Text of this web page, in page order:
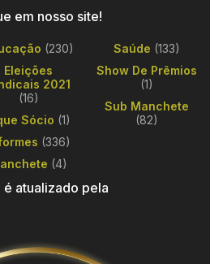
em nosso site!
(230)
Eleições
2021
(16)
Sócio (1)
(336)
(4)
Saúde (133)
Show De Prêmios
(1)
Sub Manchete
(82)
é atualizado pela